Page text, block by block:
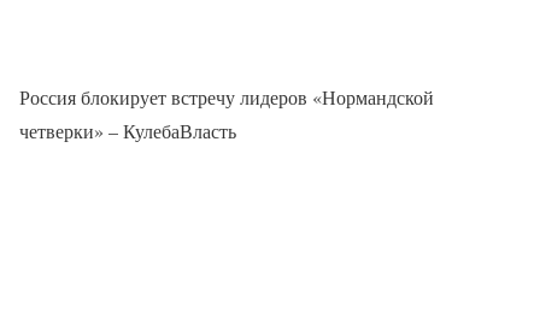
Россия блокирует встречу лидеров «Нормандской
четверки» – КулебаВласть